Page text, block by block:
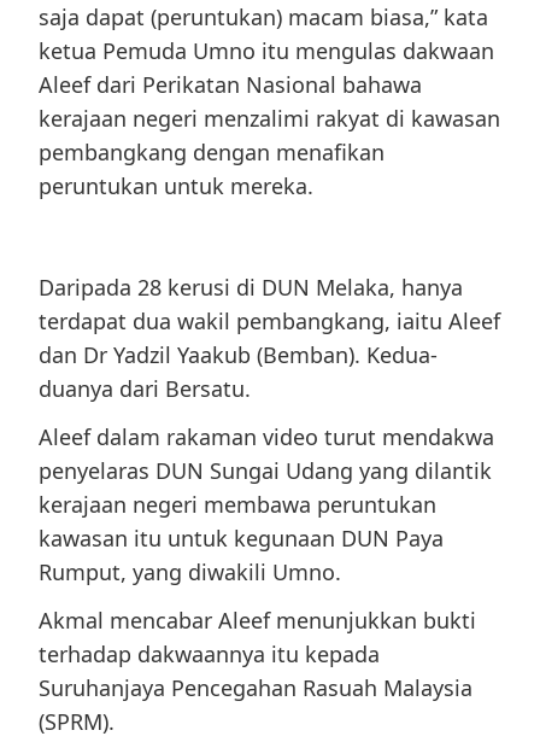
saja dapat (peruntukan) macam biasa,” kata
ketua Pemuda Umno itu mengulas dakwaan
Aleef dari Perikatan Nasional bahawa
kerajaan negeri menzalimi rakyat di kawasan
pembangkang dengan menafikan
peruntukan untuk mereka.
Daripada 28 kerusi di DUN Melaka, hanya
terdapat dua wakil pembangkang, iaitu Aleef
dan Dr Yadzil Yaakub (Bemban). Kedua-
duanya dari Bersatu.
Aleef dalam rakaman video turut mendakwa
penyelaras DUN Sungai Udang yang dilantik
kerajaan negeri membawa peruntukan
kawasan itu untuk kegunaan DUN Paya
Rumput, yang diwakili Umno.
Akmal mencabar Aleef menunjukkan bukti
terhadap dakwaannya itu kepada
Suruhanjaya Pencegahan Rasuah Malaysia
(SPRM).